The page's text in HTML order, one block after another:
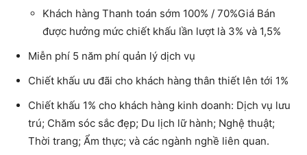
Khách hàng Thanh toán sớm 100% / 70%Giá Bán
được hưởng mức chiết khấu lần lượt là 3% và 1,5%
Miễn phí 5 năm phí quản lý dịch vụ
Chiết khấu ưu đãi cho khách hàng thân thiết lên tới 1%
Chiết khấu 1% cho khách hàng kinh doanh: Dịch vụ lưu
trú; Chăm sóc sắc đẹp; Du lịch lữ hành; Nghệ thuật;
Thời trang; Ẩm thực; và các ngành nghề liên quan.